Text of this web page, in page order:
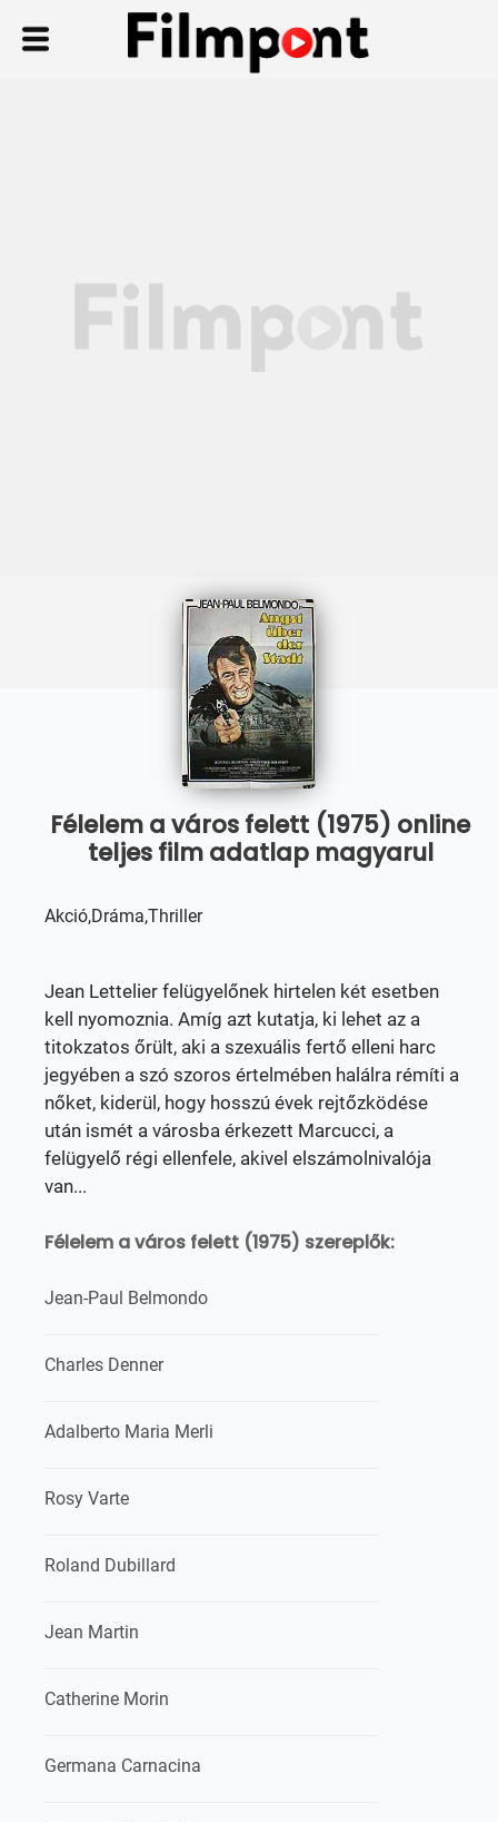
Félelem a város felett (1975) online
teljes film adatlap magyarul
Akció,Dráma,Thriller
Jean Lettelier felügyelőnek hirtelen két esetben
kell nyomoznia. Amíg azt kutatja, ki lehet az a
titokzatos őrült, aki a szexuális fertő elleni harc
jegyében a szó szoros értelmében halálra rémíti a
nőket, kiderül, hogy hosszú évek rejtőzködése
után ismét a városba érkezett Marcucci, a
felügyelő régi ellenfele, akivel elszámolnivalója
van...
Félelem a város felett (1975) szereplők:
Jean-Paul Belmondo
Charles Denner
Adalberto Maria Merli
Rosy Varte
Roland Dubillard
Jean Martin
Catherine Morin
Germana Carnacina